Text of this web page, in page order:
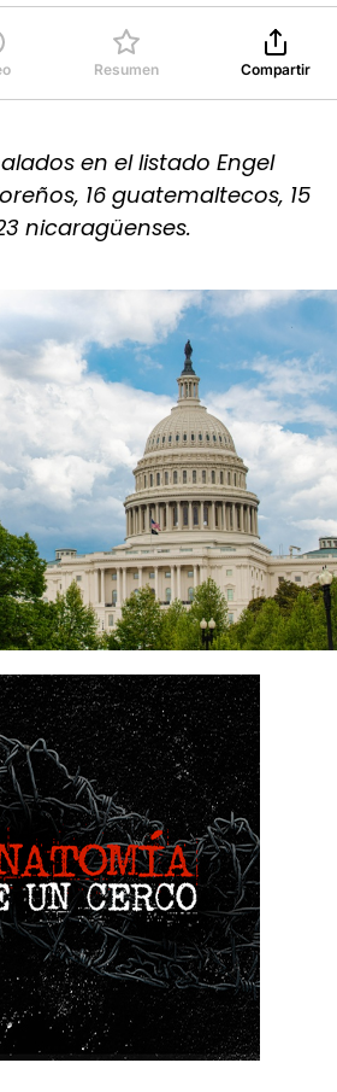
Resumen Compartir
en el listado Engel
16 guatemaltecos, 15
nicaragüenses.